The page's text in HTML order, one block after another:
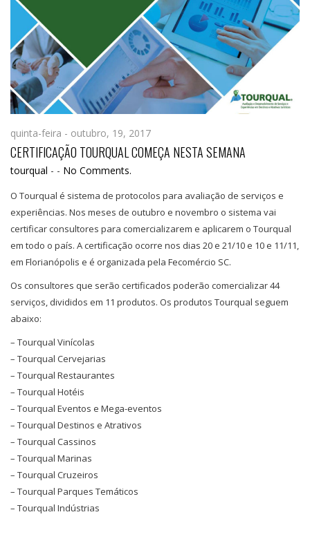
quinta-feira - outubro, 19, 2017
CERTIFICAÇÃO TOURQUAL COMEÇA NESTA SEMANA
tourqual - - No Comments.
O Tourqual é sistema de protocolos para avaliação de serviços e
experiências. Nos meses de outubro e novembro o sistema vai
certificar consultores para comercializarem e aplicarem o Tourqual
em todo o país. A certificação ocorre nos dias 20 e 21/10 e 10 e 11/11,
em Florianópolis e é organizada pela Fecomércio SC.
Os consultores que serão certificados poderão comercializar 44
serviços, divididos em 11 produtos. Os produtos Tourqual seguem
abaixo:
– Tourqual Vinícolas
– Tourqual Cervejarias
– Tourqual Restaurantes
– Tourqual Hotéis
– Tourqual Eventos e Mega-eventos
– Tourqual Destinos e Atrativos
– Tourqual Cassinos
– Tourqual Marinas
– Tourqual Cruzeiros
– Tourqual Parques Temáticos
– Tourqual Indústrias